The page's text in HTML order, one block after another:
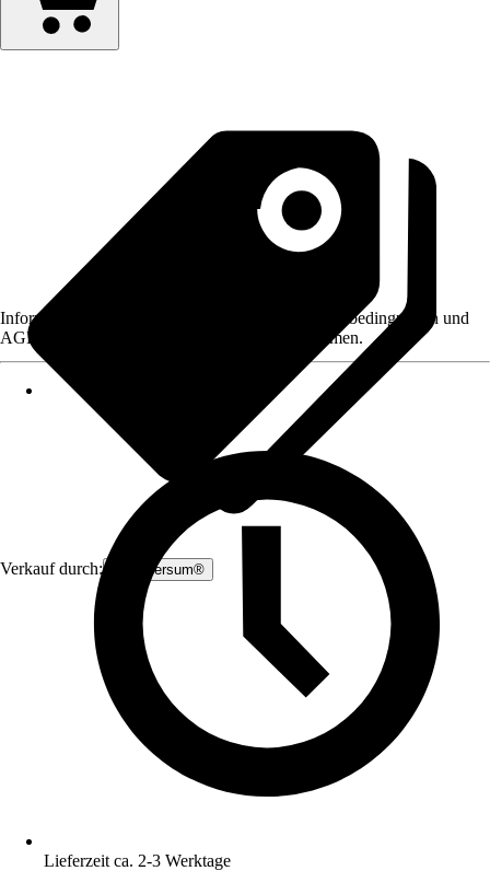
Verkauf durch: Zauniversum®
Informationen des Verkäufers, wie z. B. Rückgabebedingungen und
AGB, finden Sie bei Klick auf den Verkäufernamen.
Lieferzeit ca. 2-3 Werktage